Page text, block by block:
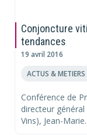
Conjoncture
tendances
19 avril 2016
ACTUS & METIERS
Conférence de
directeur général
Vins), Jean-